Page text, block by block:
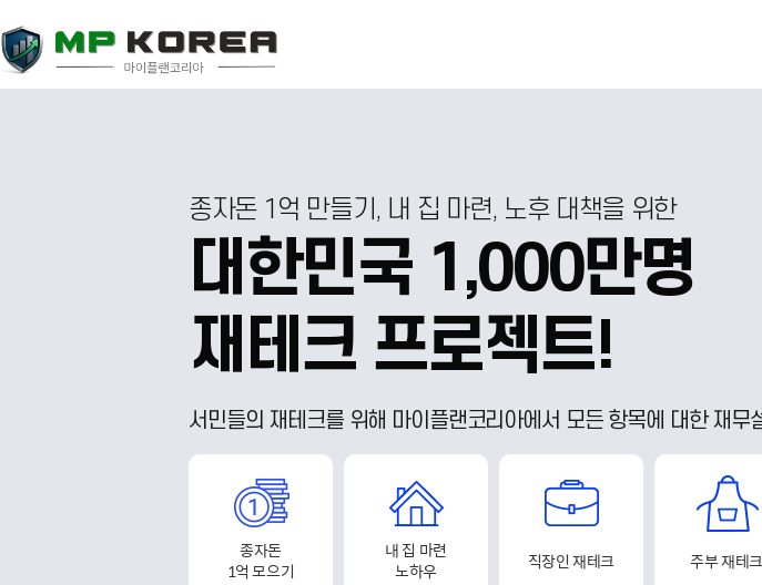
종자돈 1억 만들기, 내 집 마련, 노후 대책을 위한
대한민국 1,000만명
재테크 프로젝트!
서민들의 재테크를 위해 마이플랜코리아에서 모든 항목에 대한 재무
종자돈
1억 모으기
내 집 마련
노하우
직장인 재테크 주부 재테크